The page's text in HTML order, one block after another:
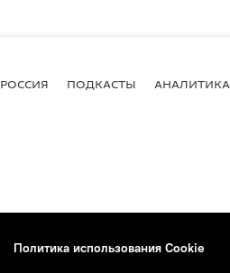
РОССИЯ ПОДКАСТЫ АНАЛИТИКА
Политика использования Cookie